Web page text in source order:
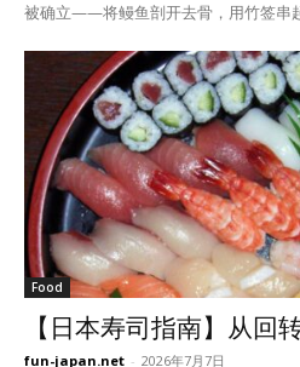
被确立——将鳗鱼剖开去骨，用竹签串
Food
【日本寿司指南】从回
fun-japan.net - 2026年7月7日